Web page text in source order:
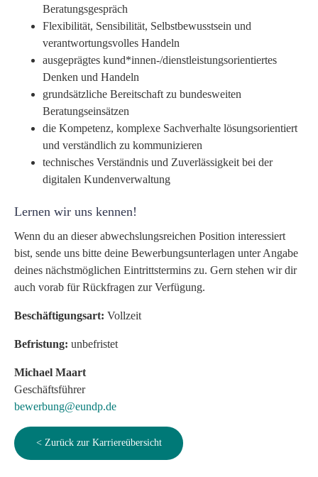
Beratungsgespräch
Flexibilität, Sensibilität, Selbstbewusstsein und
verantwortungsvolles Handeln
ausgeprägtes kund*innen-/dienstleistungsorientiertes
Denken und Handeln
grundsätzliche Bereitschaft zu bundesweiten
Beratungseinsätzen
die Kompetenz, komplexe Sachverhalte lösungsorientiert
und verständlich zu kommunizieren
technisches Verständnis und Zuverlässigkeit bei der
digitalen Kundenverwaltung
Lernen wir uns kennen!
Wenn du an dieser abwechslungsreichen Position interessiert
bist, sende uns bitte deine Bewerbungsunterlagen unter Angabe
deines nächstmöglichen Eintrittstermins zu. Gern stehen wir dir
auch vorab für Rückfragen zur Verfügung.
Beschäftigungsart: Vollzeit
Befristung: unbefristet
Michael Maart
Geschäftsführer
bewerbung@eundp.de
< Zurück zur Karriereübersicht